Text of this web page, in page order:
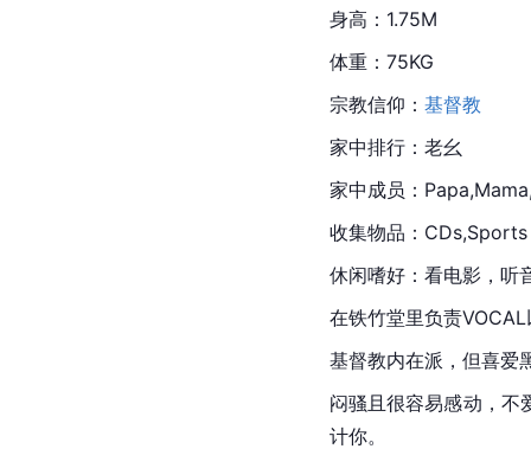
身高：1.75M
体重：75KG
宗教信仰： 基督教
家中排行：老幺
家中成员：
收集物品：
休闲嗜好：看电影，
在铁竹堂里负责
基督教内在派，但喜爱
闷骚且很容易感动，不
计你。